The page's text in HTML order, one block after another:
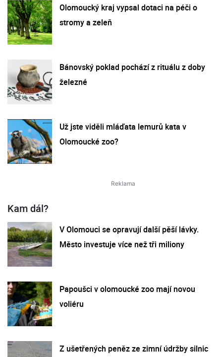
Olomoucký kraj vypsal dotaci na péči o
stromy a zeleň
Bánovský poklad pochází z rituálu z doby
železné
Už jste viděli mláďata lemurů kata v
Olomoucké zoo?
Kam dál?
V Olomouci se opravují další pěší lávky.
Město investuje více než tři miliony
Papoušci v olomoucké zoo mají novou
voliéru
Z ušetřených peněz ze zimní údržby silnic